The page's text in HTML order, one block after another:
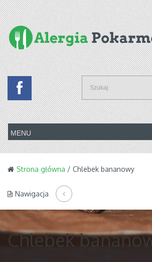
Strona główna / Chlebek bananowy
Nawigacja
Chlebek